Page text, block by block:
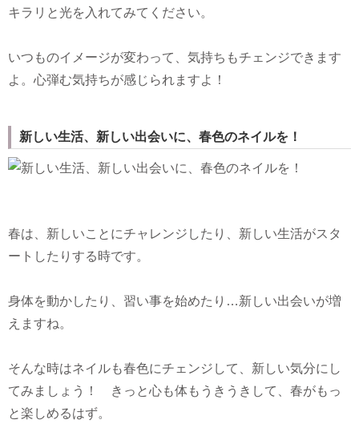
キラリと光を入れてみてください。
いつものイメージが変わって、気持ちもチェンジできます
よ。心弾む気持ちが感じられますよ！
新しい生活、新しい出会いに、春色のネイルを！
春は、新しいことにチャレンジしたり、新しい生活がスタ
ートしたりする時です。
身体を動かしたり、習い事を始めたり…新しい出会いが増
えますね。
そんな時はネイルも春色にチェンジして、新しい気分にし
てみましょう！ きっと心も体もうきうきして、春がもっ
と楽しめるはず。